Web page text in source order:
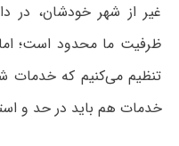
غیر از شهر خودشان، در
ظرفیت ما محدود است؛
تنظیم می‌کنیم که خدمات
خدمات هم باید در حد و